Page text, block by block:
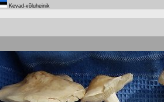
Kevad-võluheinik